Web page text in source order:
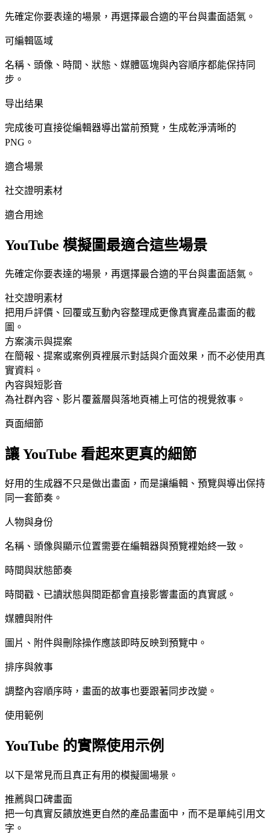
先確定你要表達的場景，再選擇最合適的平台與畫面語氣。
可編輯區域
名稱、頭像、時間、狀態、媒體區塊與內容順序都能保持同
步。
导出结果
完成後可直接從編輯器導出當前預覽，生成乾淨清晰的
PNG。
適合場景
社交證明素材
適合用途
YouTube 模擬圖最適合這些場景
先確定你要表達的場景，再選擇最合適的平台與畫面語氣。
社交證明素材
把用戶評價、回覆或互動內容整理成更像真實產品畫面的截
圖。
方案演示與提案
在簡報、提案或案例頁裡展示對話與介面效果，而不必使用真
實資料。
內容與短影音
為社群內容、影片覆蓋層與落地頁補上可信的視覺敘事。
頁面細節
讓 YouTube 看起來更真的細節
好用的生成器不只是做出畫面，而是讓編輯、預覽與導出保持
同一套節奏。
人物與身份
名稱、頭像與顯示位置需要在編輯器與預覽裡始終一致。
時間與狀態節奏
時間戳、已讀狀態與間距都會直接影響畫面的真實感。
媒體與附件
圖片、附件與刪除操作應該即時反映到預覽中。
排序與敘事
調整內容順序時，畫面的故事也要跟著同步改變。
使用範例
YouTube 的實際使用示例
以下是常見而且真正有用的模擬圖場景。
推薦與口碑畫面
把一句真實反饋放進更自然的產品畫面中，而不是單純引用文
字。